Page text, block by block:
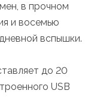
в прочном
и восемью
вспышки.
до 20
USB